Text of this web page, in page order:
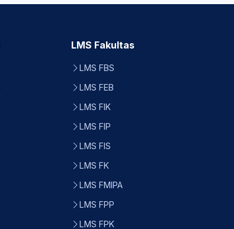
LMS Fakultas
LMS FBS
LMS FEB
LMS FIK
LMS FIP
LMS FIS
LMS FK
LMS FMIPA
LMS FPP
LMS FPK